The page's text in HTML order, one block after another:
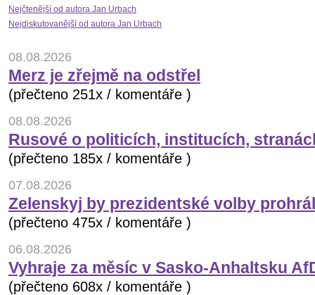
Nejčtenější od autora Jan Urbach
Nejdiskutovanější od autora Jan Urbach
08.08.2026
Merz je zřejmě na odstřel
(přečteno 251x / komentáře )
08.08.2026
Rusové o politicích, institucích,
(přečteno 185x / komentáře )
07.08.2026
Zelenskyj by prezidentské volby prohrál
(přečteno 475x / komentáře )
06.08.2026
Vyhraje za měsíc v Sasko-Anhaltsku
(přečteno 608x / komentáře )